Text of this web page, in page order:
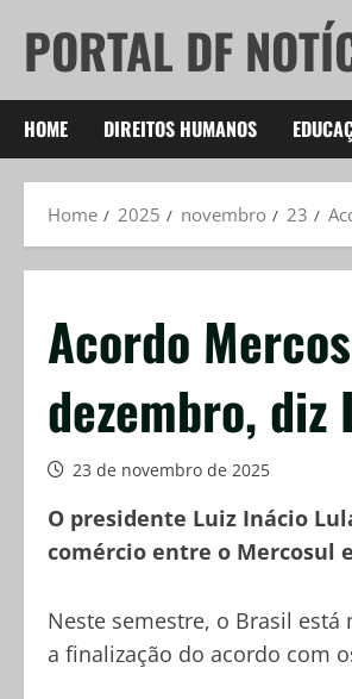
content
PORTAL DF
HOME DIREITOS HUMANOS
Home 2025 novembro 23
Acordo
dezembro, diz
23 de novembro de 2025
O presidente Luiz Inácio
comércio entre o Mercosul
Neste semestre, o Brasil está
a finalização do acordo com